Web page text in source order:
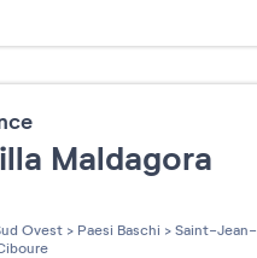
Maldagora
sur 5
Ovest > Paesi Baschi > Saint-Jean-